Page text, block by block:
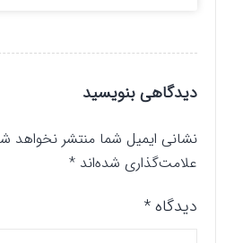
دیدگاهی بنویسید
نشانی ایمیل شما منتشر نخواهد شد.
علامت‌گذاری شده‌اند*
دیدگاه*